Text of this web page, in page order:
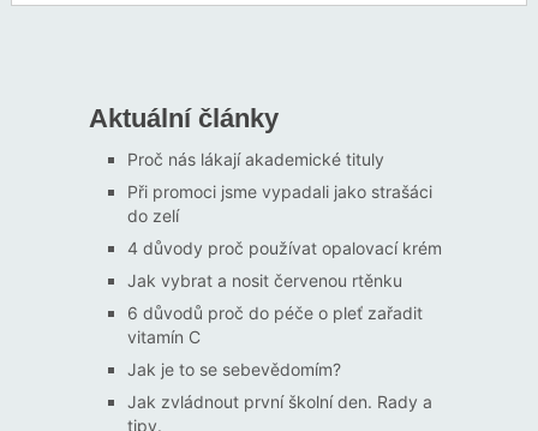
Aktuální články
Proč nás lákají akademické tituly
Při promoci jsme vypadali jako strašáci
do zelí
4 důvody proč používat opalovací krém
Jak vybrat a nosit červenou rtěnku
6 důvodů proč do péče o pleť zařadit
vitamín C
Jak je to se sebevědomím?
Jak zvládnout první školní den. Rady a
tipy.